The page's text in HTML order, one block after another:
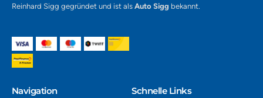
Reinhard Sigg gegründet und ist als Auto Sigg bekannt.
Navigation​ Schnelle Links